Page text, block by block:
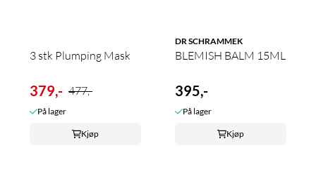
3 stk Plumping Mask
379,- 477,-
På lager
Kjøp
DR SCHRAMMEK
BLEMISH BALM 15ML
395,-
På lager
Kjøp